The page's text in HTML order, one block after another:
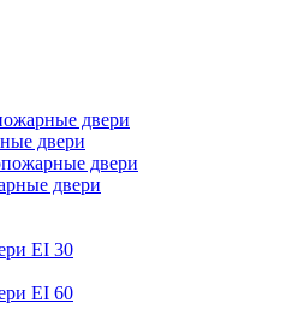
двери
двери
двери
двери
EI 30
EI 60